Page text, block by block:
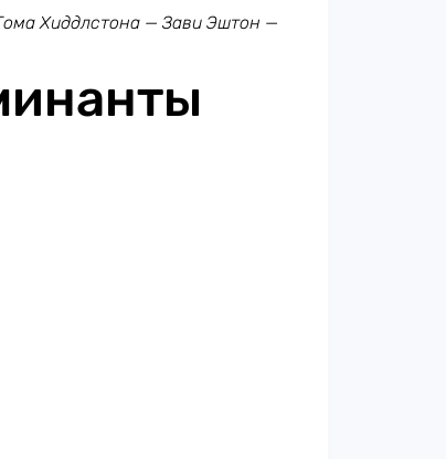
Хиддлстона — Зави Эштон —